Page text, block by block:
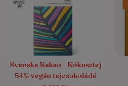
Svenska Kakao - Kókusztej
54% vegán tejcsokoládé